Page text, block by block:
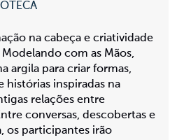
na cabeça e criatividade
com as Mãos,
argila para criar formas,
histórias inspiradas na
relações entre
conversas, descobertas e
os participantes irão